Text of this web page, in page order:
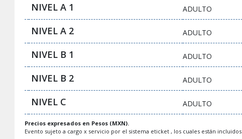
NIVEL A 1 ADULTO
NIVEL A 2 ADULTO
NIVEL B 1 ADULTO
NIVEL B 2 ADULTO
NIVEL C ADULTO
Precios expresados en Pesos (MXN).
Evento sujeto a cargo x servicio por el sistema eticket , los cuales están